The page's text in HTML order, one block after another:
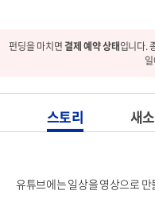
펀딩을 마치면결제 예약 상태입니다.
스토리 새
유튜브에는 일상을 영상으로